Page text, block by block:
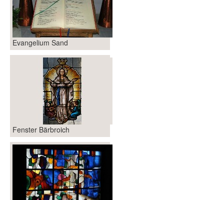
Evangelium Sand
Fenster Bärbroich